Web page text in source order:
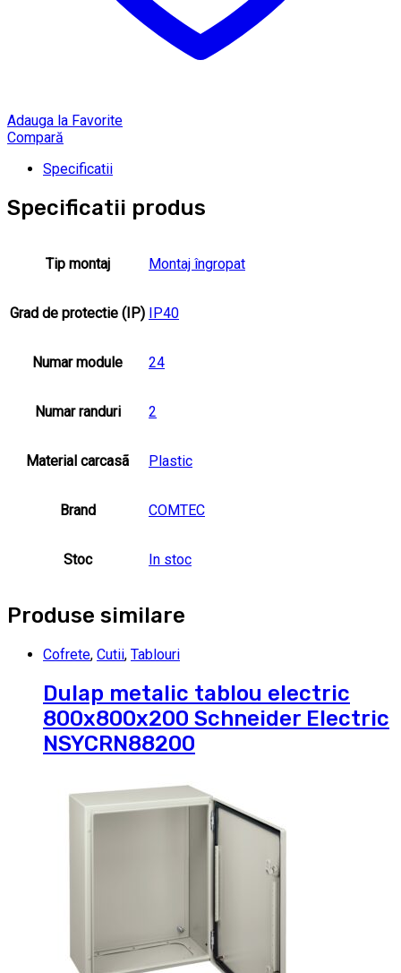
Adauga la Favorite
Compară
Specificatii
Specificatii produs
Tip montaj Montaj îngropat
Grad de protectie (IP) IP40
Numar module 24
Numar randuri 2
Material carcasã Plastic
Brand COMTEC
Stoc In stoc
Produse similare
Cofrete, Cutii, Tablouri
Dulap metalic tablou electric
800x800x200 Schneider Electric
NSYCRN88200